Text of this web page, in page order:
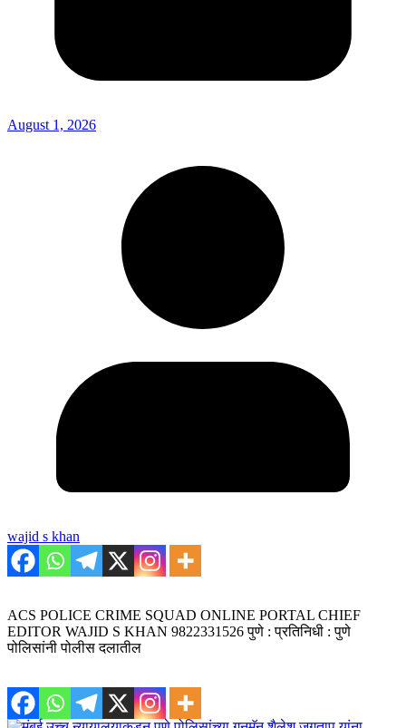
August 1, 2026
wajid s khan
ACS POLICE CRIME SQUAD ONLINE PORTAL CHIEF
EDITOR WAJID S KHAN 9822331526 पुणे : प्रतिनिधी : पुणे
पोलिसांनी पोलीस दलातील